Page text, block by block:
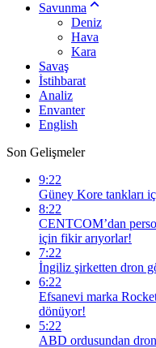
Savunma
Deniz
Hava
Kara
Savaş
İstihbarat
Analiz
Envanter
English
Son Gelişmeler
9:22
Güney Kore tankları
8:22
CENTCOM’dan
için fikir arıyorlar!
7:22
İngiliz şirketten dron
6:22
Efsanevi marka
dönüyor!
5:22
ABD ordusundan